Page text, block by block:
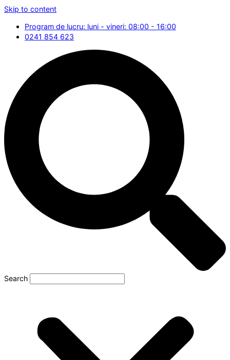
Skip to content
Program de lucru: luni - vineri: 08:00 - 16:00
0241 854 623
Search